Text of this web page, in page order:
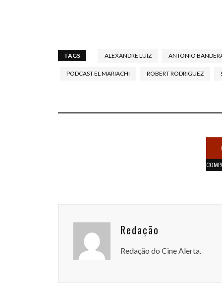
TAGS ALEXANDRE LUIZ ANTONIO
PODCAST EL MARIACHI ROBERT RODRIGUEZ
Redação
Redação do Cine Alerta.